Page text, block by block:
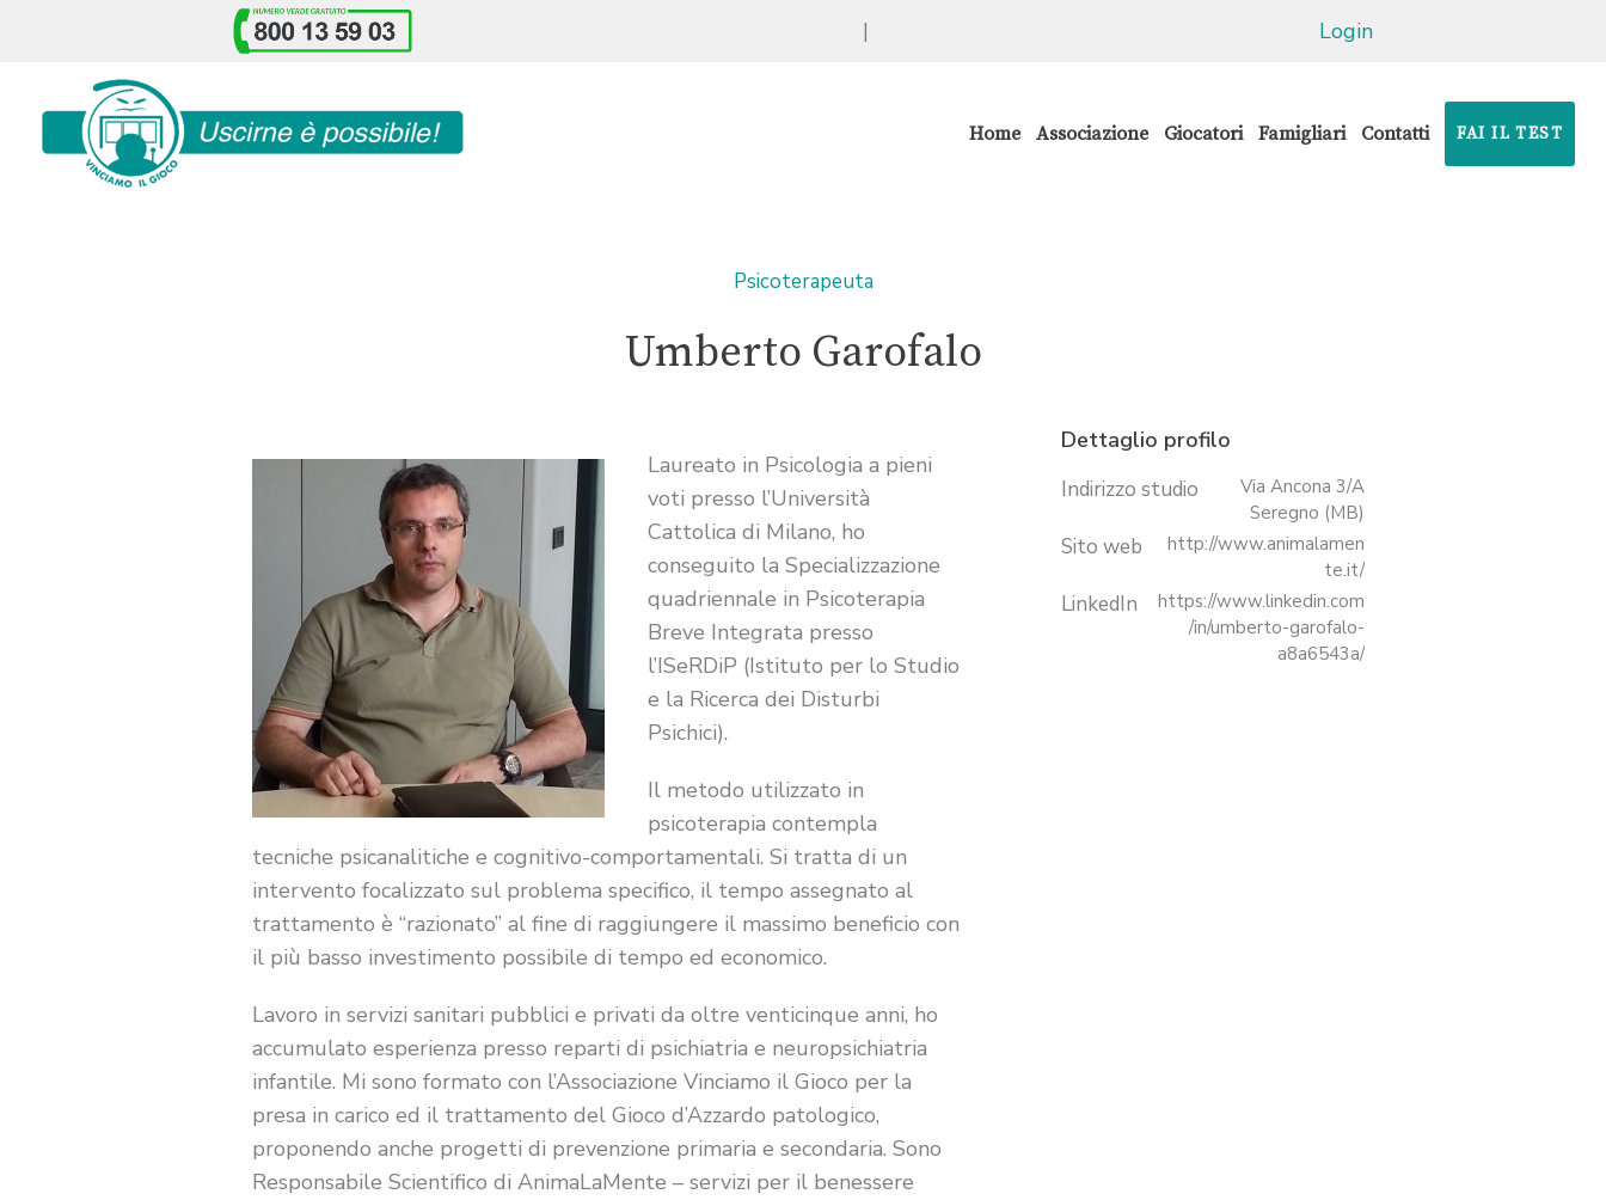
| Login
Home Associazione Giocatori Famigliari Contatti FAI IL TEST
Psicoterapeuta
Umberto Garofalo
Laureato in Psicologia a pieni
voti presso l’Università
Cattolica di Milano, ho
conseguito la Specializzazione
quadriennale in Psicoterapia
Breve Integrata presso
l’ISeRDiP (Istituto per lo Studio
e la Ricerca dei Disturbi
Psichici).
Il metodo utilizzato in
psicoterapia contempla
tecniche psicanalitiche e cognitivo-comportamentali. Si tratta di un
intervento focalizzato sul problema specifico, il tempo assegnato al
trattamento è “razionato” al fine di raggiungere il massimo beneficio con
il più basso investimento possibile di tempo ed economico.
Lavoro in servizi sanitari pubblici e privati da oltre venticinque anni, ho
accumulato esperienza presso reparti di psichiatria e neuropsichiatria
infantile. Mi sono formato con l’Associazione Vinciamo il Gioco per la
presa in carico ed il trattamento del Gioco d’Azzardo patologico,
proponendo anche progetti di prevenzione primaria e secondaria. Sono
Responsabile Scientifico di AnimaLaMente – servizi per il benessere
Dettaglio profilo
Indirizzo studio
Via Ancona 3/A
Seregno (MB)
Sito web
http://www.animalamen
te.it/
LinkedIn
https://www.linkedin.com
/in/umberto-garofalo-
a8a6543a/